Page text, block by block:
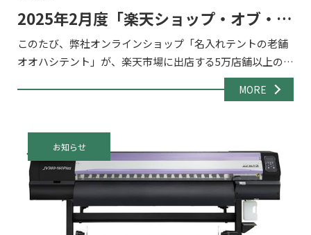
2025年2月度「楽天ショップ・オブ・
ザ・マンス」を受賞!
このたび、弊社オンラインショップ「名入れテントの老舗
オオハシテント」が、楽天市場に出店する5万店舗以上の中
から選出される『楽天ショップ・オブ・ザ・マンス 2025年
2月度 ジャンル賞』「アウトドア・レジャー」部門を受賞
MORE
お知らせ